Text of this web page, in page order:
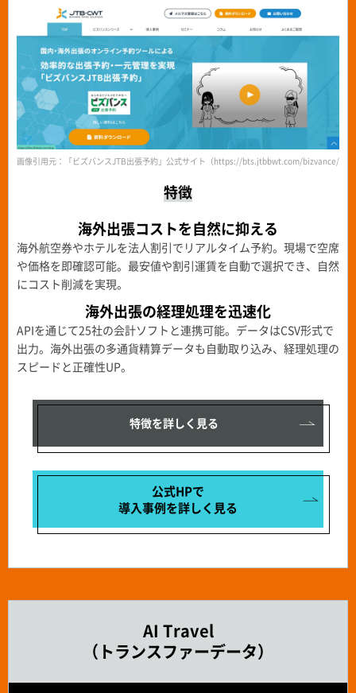
画像引用元：「ビズバンスJTB出張予約」公式サイト（https://bts.jtbbwt.com/bizvance/
特徴
海外出張コストを自然に抑える
海外航空券やホテルを法人割引でリアルタイム予約。現場で空席
や価格を即確認可能。最安値や割引運賃を自動で選択でき、自然
にコスト削減を実現。
海外出張の経理処理を迅速化
APIを通じて25社の会計ソフトと連携可能。データはCSV形式で
出力。海外出張の多通貨精算データも自動取り込み、経理処理の
スピードと正確性UP。
特徴を詳しく見る
公式HPで
導入事例を詳しく見る
AI Travel
（トランスファーデータ）